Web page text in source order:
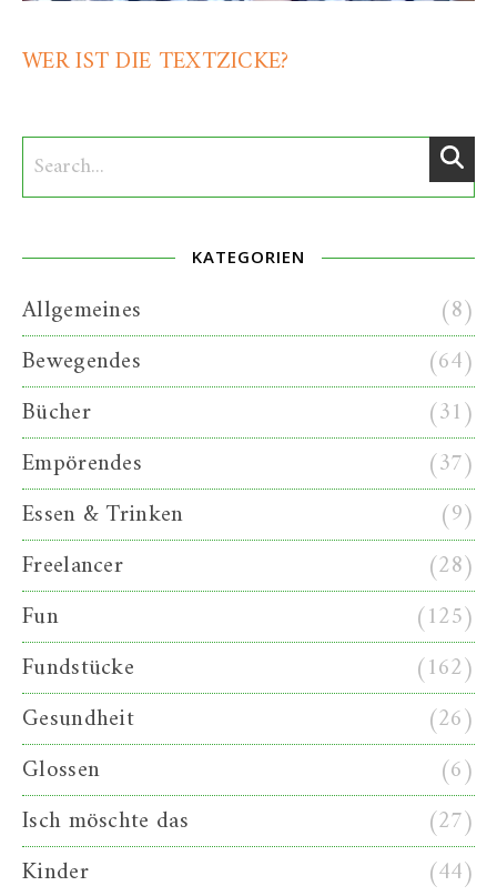
WER IST DIE TEXTZICKE?
KATEGORIEN
Allgemeines
(8)
Bewegendes
(64)
Bücher
(31)
Empörendes
(37)
Essen & Trinken
(9)
Freelancer
(28)
Fun
(125)
Fundstücke
(162)
Gesundheit
(26)
Glossen
(6)
Isch möschte das
(27)
Kinder
(44)